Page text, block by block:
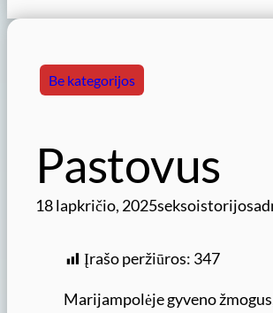
Be kategorijos
Pastovus
18 lapkričio, 2025
Įrašo peržiūros: 347
Marijampolėje gyveno